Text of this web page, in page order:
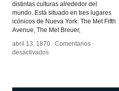
distintas culturas alrededor del
mundo. Está situado en tres lugares
icónicos de Nueva York: The Met Fifth
Avenue, The Met Breuer,
abril 13, 1870 / Comentarios
desactivadosen
Met
abril 13, 1870 / Comentarios
desactivadosen
Met